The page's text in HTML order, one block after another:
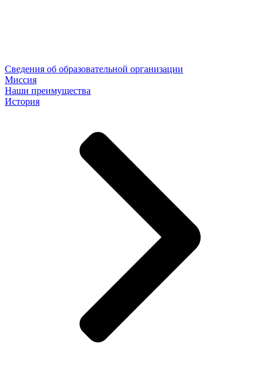
Сведения об образовательной организации
Миссия
Наши преимущества
История